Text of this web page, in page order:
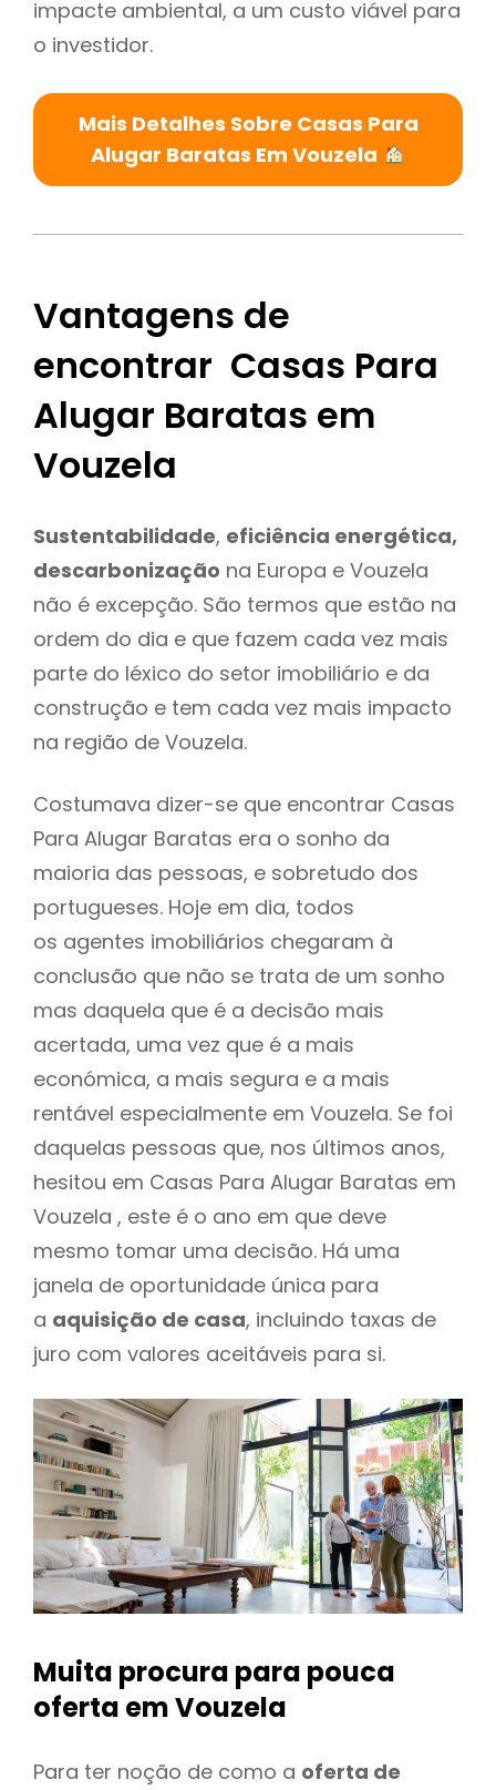
impacte ambiental, a um custo viável para
o investidor.
Mais Detalhes Sobre Casas Para
Alugar Baratas Em Vouzela
Vantagens de
encontrar Casas Para
Alugar Baratas em
Vouzela
Sustentabilidade, eficiência energética,
descarbonização na Europa e Vouzela
não é excepção. São termos que estão na
ordem do dia e que fazem cada vez mais
parte do léxico do setor imobiliário e da
construção e tem cada vez mais impacto
na região de Vouzela.
Costumava dizer-se que encontrar Casas
Para Alugar Baratas era o sonho da
maioria das pessoas, e sobretudo dos
portugueses. Hoje em dia, todos
os agentes imobiliários chegaram à
conclusão que não se trata de um sonho
mas daquela que é a decisão mais
acertada, uma vez que é a mais
económica, a mais segura e a mais
rentável especialmente em Vouzela. Se foi
daquelas pessoas que, nos últimos anos,
hesitou em Casas Para Alugar Baratas em
Vouzela , este é o ano em que deve
mesmo tomar uma decisão. Há uma
janela de oportunidade única para
a aquisição de casa, incluindo taxas de
juro com valores aceitáveis para si.
Muita procura para pouca
oferta em Vouzela
Para ter noção de como a oferta de